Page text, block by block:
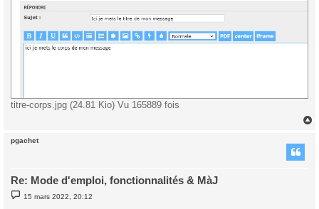
titre-corps.jpg (24.81 Kio) Vu 165889 fois
pgachet
Re: Mode d'emploi, fonctionnalités & MàJ
M
e
15 mars 2022, 20:12